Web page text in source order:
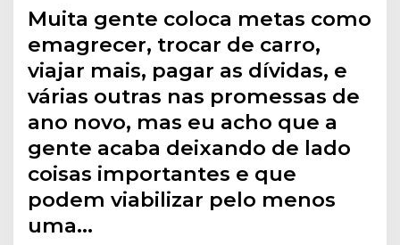
Muita gente coloca metas como
emagrecer, trocar de carro,
viajar mais, pagar as dívidas, e
várias outras nas promessas de
ano novo, mas eu acho que a
gente acaba deixando de lado
coisas importantes e que
podem viabilizar pelo menos
uma…